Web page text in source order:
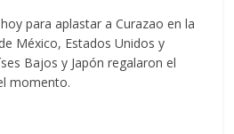
para aplastar a Curazao en la
México, Estados Unidos y
Bajos y Japón regalaron el
momento.